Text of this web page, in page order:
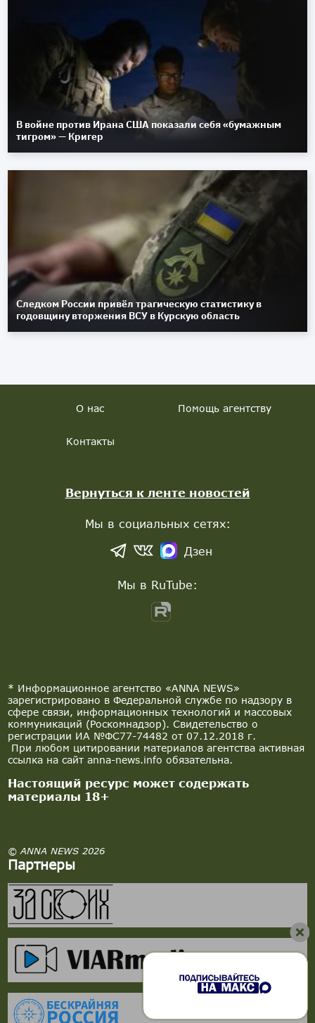
В войне против Ирана США показали себя «бумажным
тигром» — Кригер
Следком России привёл трагическую статистику в
годовщину вторжения ВСУ в Курскую область
* Информационное агентство «ANNA NEWS»
зарегистрировано в Федеральной службе по надзору в
сфере связи, информационных технологий и массовых
коммуникаций (Роскомнадзор). Свидетельство о
регистрации ИА №ФС77-74482 от 07.12.2018 г.
При любом цитировании материалов агентства активная
ссылка на сайт anna-news.info обязательна.
Настоящий ресурс может содержать
материалы 18+
© ANNA NEWS 2026
Партнеры
О нас Помощь агентству
Контакты
Вернуться к ленте новостей
Мы в социальных сетях:
Дзен
Мы в RuTube: